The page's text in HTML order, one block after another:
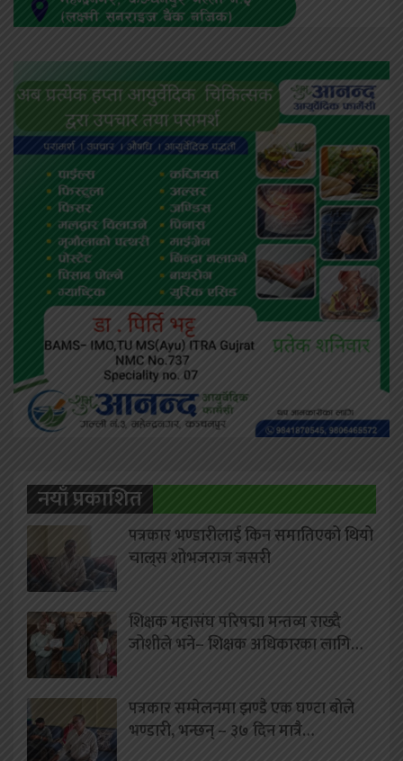
नयाँ प्रकाशित
पत्रकार भण्डारीलाई किन समातिएको थियो
चाल्र्स शोभजराज जसरी
शिक्षक महासंघ परिषद्मा मन्तव्य राख्दै
जोशीले भने– शिक्षक अधिकारका लागि…
पत्रकार सम्मेलनमा झण्डै एक घण्टा बोले
भण्डारी, भन्छन् – ३७ दिन मात्रै…